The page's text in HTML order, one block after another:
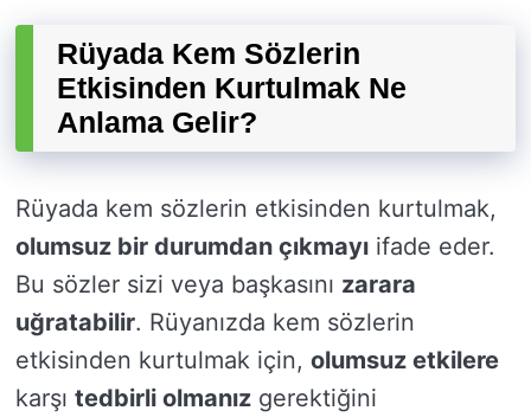
Rüyada Kem Sözlerin
Etkisinden Kurtulmak Ne
Anlama Gelir?
Rüyada kem sözlerin etkisinden kurtulmak,
olumsuz bir durumdan çıkmayı ifade eder.
Bu sözler sizi veya başkasını zarara
uğratabilir. Rüyanızda kem sözlerin
etkisinden kurtulmak için, olumsuz etkilere
karşı tedbirli olmanız gerektiğini